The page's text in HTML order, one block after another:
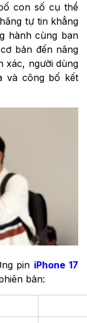
con số cụ thể
tự tin khẳng
hành cùng bạn
bản đến nâng
xác, người dùng
và công bố kết
pin iPhone 17
bản: